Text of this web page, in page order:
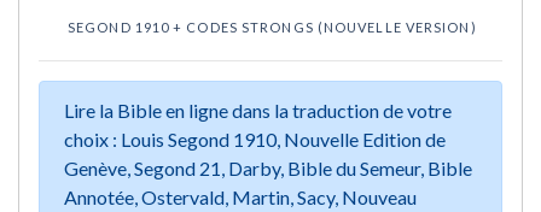
SEGOND 1910 + CODES STRONGS (NOUVELLE VERSION)
Lire la Bible en ligne dans la traduction de votre
choix : Louis Segond 1910, Nouvelle Edition de
Genève, Segond 21, Darby, Bible du Semeur, Bible
Annotée, Ostervald, Martin, Sacy, Nouveau